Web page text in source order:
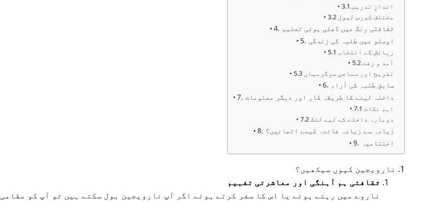
3.1 اندازِ تدریس
3.2 مختلف کورس لیول
4. ثقافتی رنگ میں ڈھلی ہوئی تعلیم
5. اوسلو میں طلبہ کی زندگی
5.1 رہائش کے انتخاب
5.2 آمد و رفت
5.3 تفریح اور سماجی سرگرمیاں
6. سابق طلبہ کی آراء
7. داخلہ لینے کا طریقہ کار اور دیگر معلومات
7.1 اہم نکات
7.2 دوبارہ داخلے کے لیے لنک
8. زیادہ سے زیادہ فائدہ کیسے اٹھائیں؟
9. اختتامیہ
1. نارویجین کیوں سیکھیں؟
ثقافتی ہم آہنگی اور معاشرتی تفہیم
ناروے میں رہتے ہوئے یا اس کا سفر کرتے ہوئے اگر آپ نارویجین بول سکتے ہیں تو آپ کو مقامی